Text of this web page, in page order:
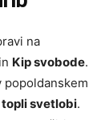
na
in Kip svobode.
topli svetlobi.